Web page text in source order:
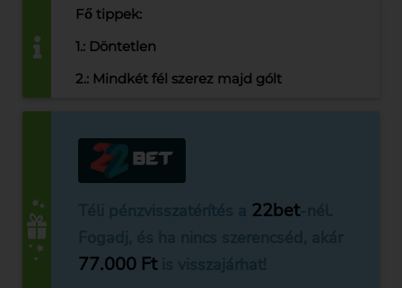
Fő tippek:
1.: Döntetlen
2.: Mindkét fél szerez majd gólt
22bet-nél.
77.000 Ftis visszajárhat!